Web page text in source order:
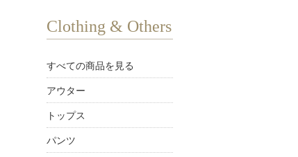
Clothing & Others
すべての商品を見る
アウター
トップス
パンツ